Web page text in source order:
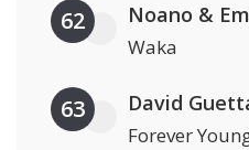
62 Noano &
Waka
63
Forever